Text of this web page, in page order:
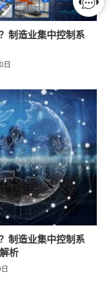
制造业集中控制系
日
制造业集中控制系
析